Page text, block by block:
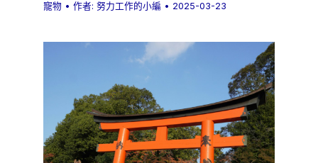
寵物 • 作者:努力工作的小編 • 2025-03-23